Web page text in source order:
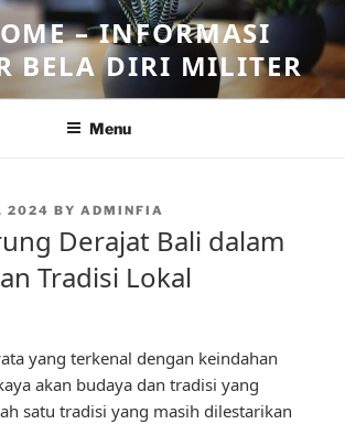
– INFORMASI
BELA DIRI MILITER
Menu
2024 BY ADMINFIA
Derajat Bali dalam
Tradisi Lokal
yang terkenal dengan keindahan
akan budaya dan tradisi yang
satu tradisi yang masih dilestarikan